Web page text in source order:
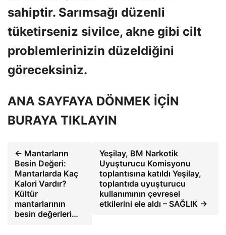
sahiptir. Sarımsağı düzenli
tüketirseniz sivilce, akne gibi cilt
problemlerinizin düzeldiğini
göreceksiniz.
ANA SAYFAYA DÖNMEK İÇİN
BURAYA TIKLAYIN
← Mantarların
Besin Değeri:
Mantarlarda Kaç
Kalori Vardır?
Kültür
mantarlarının
besin değerleri…
Yeşilay, BM Narkotik
Uyuşturucu Komisyonu
toplantısına katıldı Yeşilay,
toplantıda uyuşturucu
kullanımının çevresel
etkilerini ele aldı – SAĞLIK →